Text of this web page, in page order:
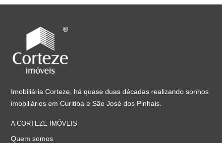
Imobiliária Corteze, há quase duas décadas realizando sonhos
imobiliários em Curitiba e São José dos Pinhais.
A CORTEZE IMÓVEIS
Quem somos